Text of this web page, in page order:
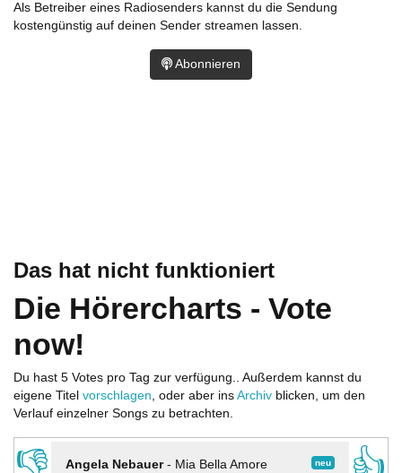
Das hat nicht funktioniert
Die Hörercharts - Vote
now!
Du hast 5 Votes pro Tag zur verfügung.. Außerdem kannst du
eigene Titel vorschlagen, oder aber ins Archiv blicken, um den
Verlauf einzelner Songs zu betrachten.
neu
Angela Nebauer- Mia Bella Amore
Als Betreiber eines Radiosenders kannst du die Sendung
kostengünstig auf deinen Sender streamen lassen.
Abonnieren